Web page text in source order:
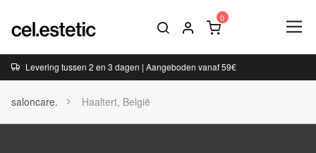
Levering tussen 2 en 3 dagen | Aangeboden vanaf 59€
saloncare. Haaltert, België